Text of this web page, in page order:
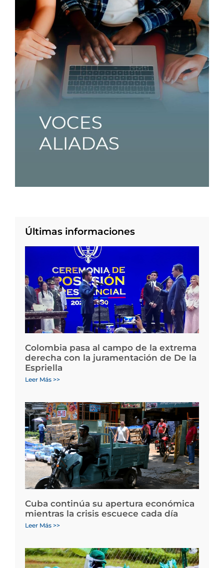
Últimas informaciones
Colombia pasa al campo de la extrema
derecha con la juramentación de De la
Espriella
Leer Más >>
Cuba continúa su apertura económica
mientras la crisis escuece cada día
Leer Más >>